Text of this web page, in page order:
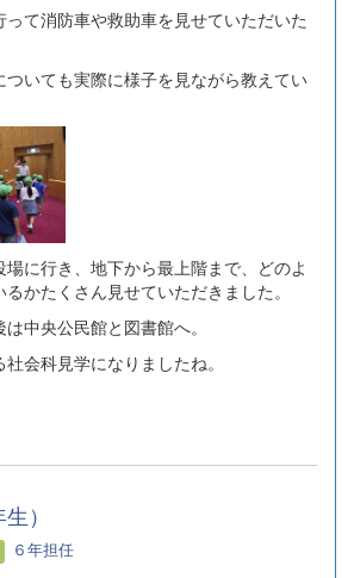
て消防車や救助車を見せていただいた
いても実際に様子を見ながら教えてい
に行き、地下から最上階まで、どのよ
かたくさん見せていただきました。
中央公民館と図書館へ。
会科見学になりましたね。
）
６年担任